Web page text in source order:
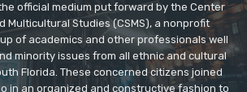
official medium put forward by the Center
Multicultural Studies (CSMS), a nonprofit
of academics and other professionals well
minority issues from all ethnic and cultural
Florida. These concerned citizens joined
in an organized and constructive fashion to